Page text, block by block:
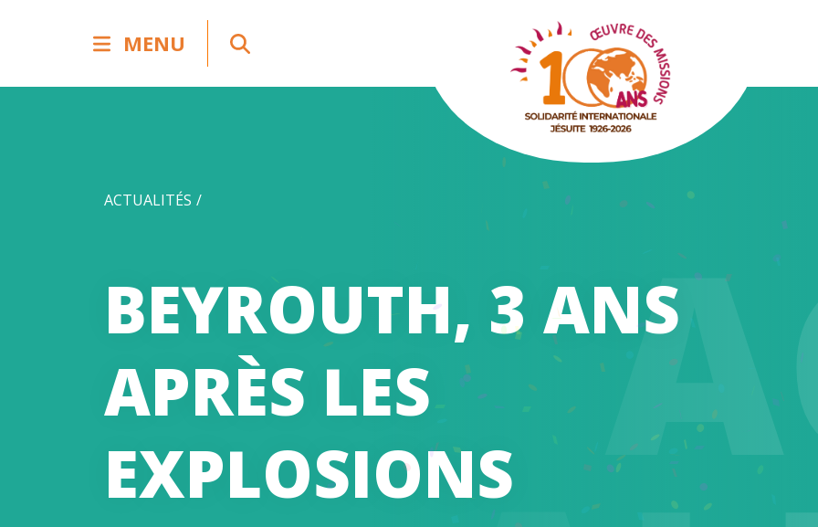
MENU
ACTUALITÉS
BEYROUTH, 3 ANS
APRÈS LES
EXPLOSIONS